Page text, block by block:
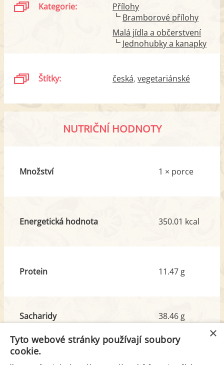
Kategorie:
Přílohy
Bramborové přílohy
Malá jídla a občerstvení
Jednohubky a kanapky
Štítky: česká vegetariánské
NUTRIČNÍ HODNOTY
Množství 1 × porce
Energetická hodnota 350.01 kcal
Protein 11.47 g
Sacharidy
38.46 g
×
Tyto webové stránky používají soubory
cookie.